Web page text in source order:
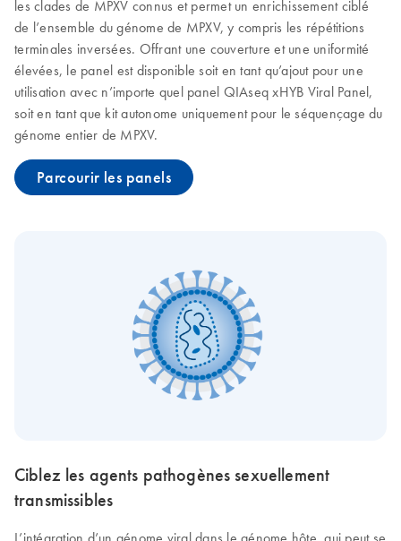
les clades de MPXV connus et permet un enrichissement ciblé
de l’ensemble du génome de MPXV, y compris les répétitions
terminales inversées. Offrant une couverture et une uniformité
élevées, le panel est disponible soit en tant qu’ajout pour une
utilisation avec n’importe quel panel QIAseq xHYB Viral Panel,
soit en tant que kit autonome uniquement pour le séquençage du
génome entier de MPXV.
Parcourir les panels
Ciblez les agents pathogènes sexuellement
transmissibles
L’intégration d’un génome viral dans le génome hôte, qui peut se